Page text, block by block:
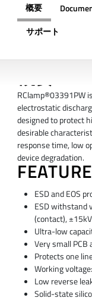
概要
サポート
RClamp®03391PW
electrostatic
designed to protect
desirable
response time, low
device degradation.
ESD and EOS
ESD withstand
(contact),
Ultra-low
Very small PCB
Protects one
Working
Low reverse
Solid-state